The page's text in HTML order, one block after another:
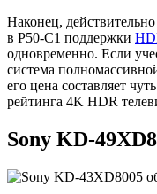
Наконец,
в P50-C1 поддержки
одновременно. Если
система
его цена составляет
рейтинга 4K HDR
Sony KD-